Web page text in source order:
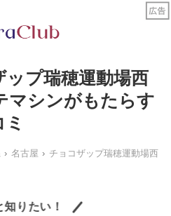
ップ瑞穂運動場西
マシンがもたらす
名古屋
チョコザップ瑞穂運動場西
知りたい！